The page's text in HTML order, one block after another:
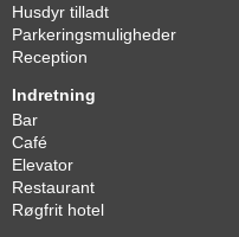
Husdyr tilladt
Parkeringsmuligheder
Reception
Indretning
Bar
Café
Elevator
Restaurant
Røgfrit hotel